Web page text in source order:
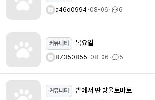
a46d0994ㆍ08-06ㆍ 6
커뮤니티 목요일
87350855ㆍ08-06ㆍ 5
커뮤니티 밭에서 딴 방울토마토